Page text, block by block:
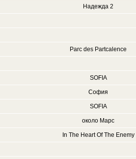
Надежда 2
Parc des Partcalence
SOFIA
София
SOFIA
около Марс
In The Heart Of The Enemy